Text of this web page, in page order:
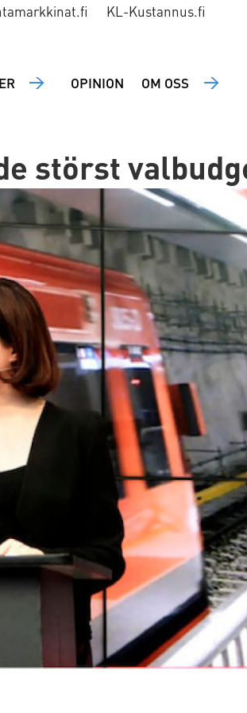
KL-Kustannus.fi
OPINION OM OSS
störst